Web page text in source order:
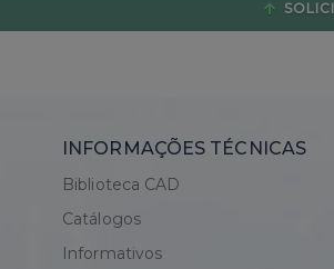
INFORMAÇÕES TÉCNICAS
Biblioteca CAD
Catálogos
Informativos